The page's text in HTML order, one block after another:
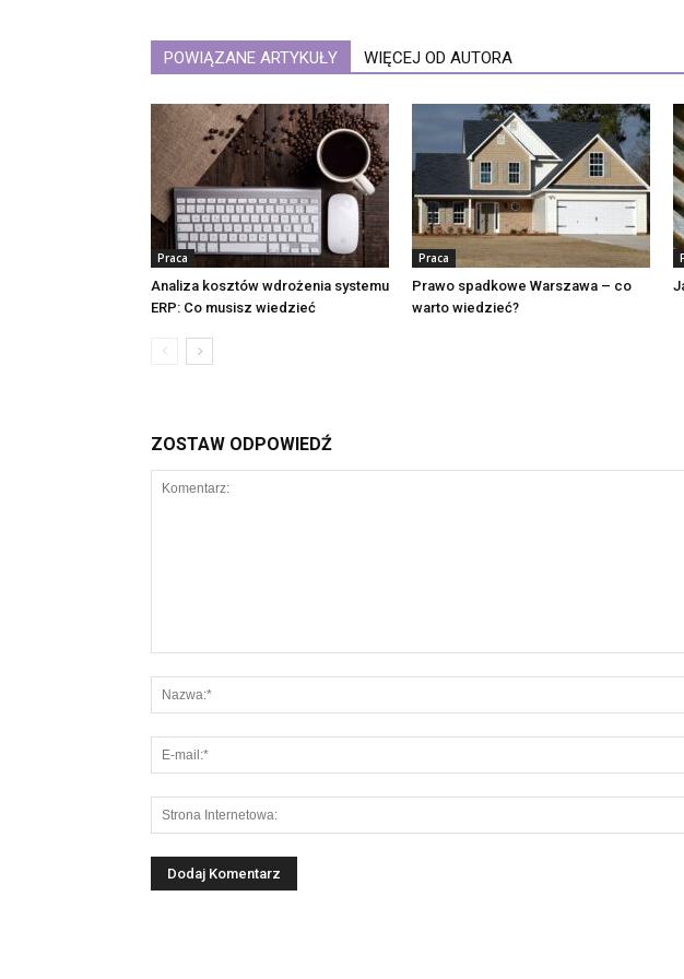
POWIĄZANE ARTYKUŁY WIĘCEJ OD AUTORA
Praca
Analiza kosztów wdrożenia systemu
ERP: Co musisz wiedzieć
Praca
Prawo spadkowe Warszawa – co
warto wiedzieć?
ZOSTAW ODPOWIEDŹ